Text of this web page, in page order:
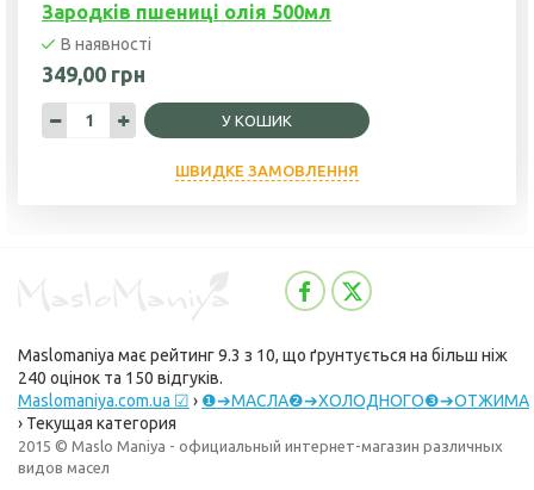
Зародків пшениці олія 500мл
В наявності
349,00 грн
У КОШИК
ШВИДКЕ ЗАМОВЛЕННЯ
Maslomaniya має рейтинг9.3 з 10, що ґрунтується на більш ніж
240 оцінок та 150 відгуків.
Maslomaniya.com.ua ☑ › ❶➔МАСЛА❷➔ХОЛОДНОГО❸➔ОТЖИМА
› Текущая категория
2015 © Maslo Maniya - официальный интернет-магазин различных
видов масел